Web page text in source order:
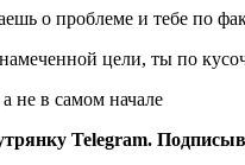
о проблеме и тебе по
цели, ты по
не в самом начале
Telegram.